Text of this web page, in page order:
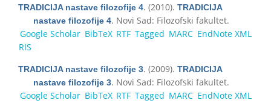
TRADICIJA nastave filozofije 4. (2010). TRADICIJA
nastave filozofije 4. Novi Sad: Filozofski fakultet.
Google Scholar BibTeX RTF Tagged MARC EndNote XML
RIS
TRADICIJA nastave filozofije 3. (2009). TRADICIJA
nastave filozofije 3. Novi Sad: Filozofski fakultet.
Google Scholar BibTeX RTF Tagged MARC EndNote XML